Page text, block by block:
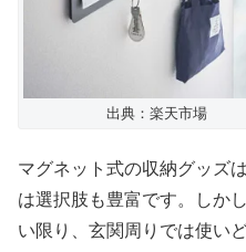
出典：楽天市場
マグネット式の収納グッズ
は選択肢も豊富です。しか
い限り、玄関周りでは使い